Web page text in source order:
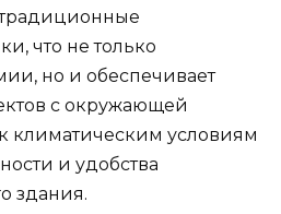
что не только
но и обеспечивает
с окружающей
климатическим условиям
и удобства
здания.